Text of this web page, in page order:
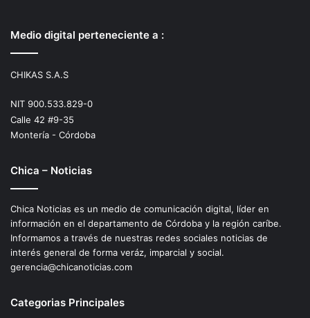
Medio digital perteneciente a :
CHIKAS S.A.S
NIT 900.533.829-0
Calle 42 #9-35
Montería - Córdoba
Chica – Noticias
Chica Noticias es un medio de comunicación digital, líder en
información en el departamento de Córdoba y la región caríbe.
Informamos a través de nuestras redes sociales noticias de
interés general de forma veráz, imparcial y social.
gerencia@chicanoticias.com
Categorias Principales